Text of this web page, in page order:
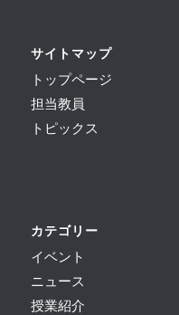
サイトマップ
トップページ
担当教員
トピックス
カテゴリー
イベント
ニュース
授業紹介